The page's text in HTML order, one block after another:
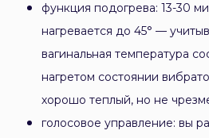
функция подогрева: 13-30
нагревается до 45° —
вагинальная температура
нагретом состоянии
хорошо теплый, но не
голосовое управление: вы